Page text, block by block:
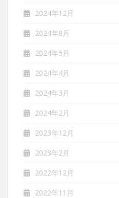
2024年12月
2024年8月
2024年5月
2024年4月
2024年3月
2024年2月
2023年12月
2023年2月
2022年12月
2022年11月